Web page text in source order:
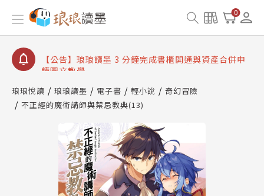
0
【公告】琅琅讀墨數位閱讀資產合併與書櫃開通申請
【公告】琅琅讀墨書櫃開通常見問題
【公告】琅琅讀墨 3 分鐘完成書櫃開通與資產合併申
請圖文教學
查詢
【公告】琅琅讀墨數位閱讀資產合併與書櫃開通申請
琅琅悅讀 琅琅讀墨 電子書 輕小說
奇幻冒險
不正經的魔術講師與禁忌教典(13)